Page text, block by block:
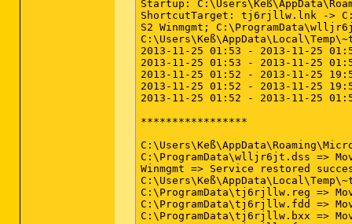
Startup:
ShortcutTarget: tj6rjllw.lnk ->
S2 Winmgmt;
2013-11-25 01:53 - 2013-11-25
2013-11-25 01:53 - 2013-11-25
2013-11-25 01:52 - 2013-11-25
2013-11-25 01:52 - 2013-11-25
2013-11-25 01:52 - 2013-11-25
*****************
C:\ProgramData\wlljr6jt.dss =>
Winmgmt => Service restored
C:\ProgramData\tj6rjllw.reg =>
C:\ProgramData\tj6rjllw.fdd =>
C:\ProgramData\tj6rjllw.bxx =>